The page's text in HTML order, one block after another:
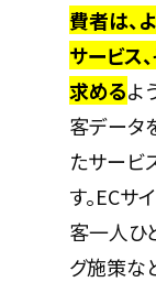
費者は、
サービス
求めるよ
客データ
たサービ
す。ECサ
客一人ひ
グ施策な